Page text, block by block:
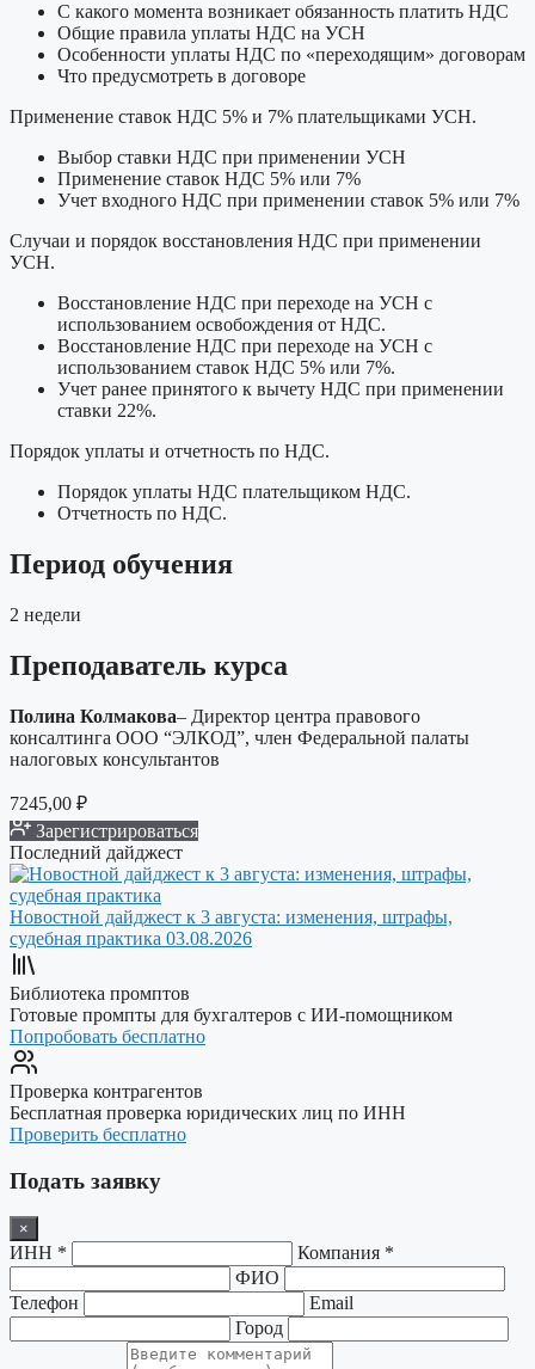
С какого момента возникает обязанность платить НДС
Общие правила уплаты НДС на УСН
Особенности уплаты НДС по «переходящим» договорам
Что предусмотреть в договоре
Применение ставок НДС 5% и 7% плательщиками УСН.
Выбор ставки НДС при применении УСН
Применение ставок НДС 5% или 7%
Учет входного НДС при применении ставок 5% или 7%
Случаи и порядок восстановления НДС при применении
УСН.
Восстановление НДС при переходе на УСН с
использованием освобождения от НДС.
Восстановление НДС при переходе на УСН с
использованием ставок НДС 5% или 7%.
Учет ранее принятого к вычету НДС при применении
ставки 22%.
Порядок уплаты и отчетность по НДС.
Порядок уплаты НДС плательщиком НДС.
Отчетность по НДС.
Период обучения
2 недели
Преподаватель курса
Полина Колмакова– Директор центра правового
консалтинга ООО “ЭЛКОД”, член Федеральной палаты
налоговых консультантов
7245,00 ₽
Зарегистрироваться
Последний дайджест
Новостной дайджест к 3 августа: изменения, штрафы,
судебная практика 03.08.2026
Библиотека промптов
Готовые промпты для бухгалтеров с ИИ-помощником
Попробовать бесплатно
Проверка контрагентов
Бесплатная проверка юридических лиц по ИНН
Проверить бесплатно
Подать заявку
×
ИНН *
Компания *
ФИО
Телефон
Email
Город